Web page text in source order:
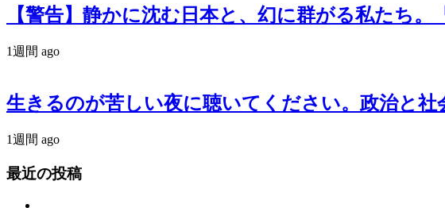
【警告】静かに沈む日本と、幻に群がる私たち。
1週間 ago
生きるのが苦しい夜に聴いてください。政治と
1週間 ago
最近の投稿